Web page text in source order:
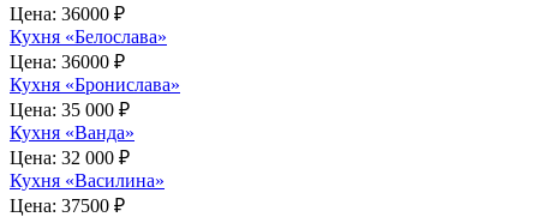
Цена: 36000 ₽
Кухня «Белослава»
Цена: 36000 ₽
Кухня «Бронислава»
Цена: 35 000 ₽
Кухня «Ванда»
Цена: 32 000 ₽
Кухня «Василина»
Цена: 37500 ₽